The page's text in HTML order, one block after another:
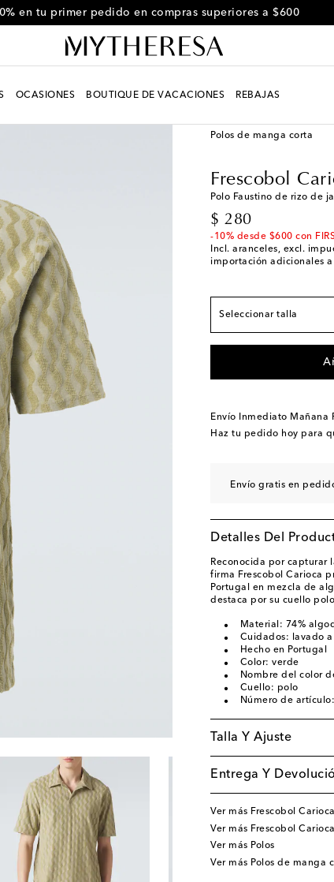
en tu primer pedido en compras superiores a $600
OCASIONES BOUTIQUE DE VACACIONES REBAJAS
Polos de manga corta
Frescobol
Polo Faustino de rizo de
$ 280
original price
-10% desde $600 con
Incl. aranceles, excl.
importación adicionales
Seleccionar talla
El tamaño corresponde
S / US 36 Pocas
M / US 38
L / US 40
XL / US 42
XXXL / US 46 Última
Envío Inmediato Mañana
Haz tu pedido hoy para
Envío gratis en
Detalles Del
Reconocida por capturar
firma Frescobol Carioca
Portugal en mezcla de
destaca por su cuello
Material: 74%
Cuidados: lavado
Hecho en Portugal
Color: verde
Nombre del color
Cuello: polo
Número de
Talla Y Ajuste
Entrega Y
Ver más Frescobol Carioca
Ver más Frescobol
Ver más Polos
Ver más Polos de manga